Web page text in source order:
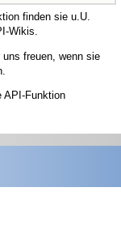
finden sie u.U.
Wikis.
freuen, wenn sie
API-Funktion